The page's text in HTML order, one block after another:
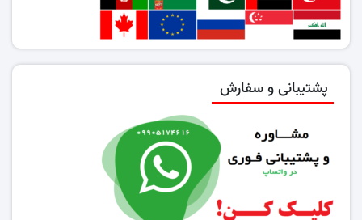
پشتیبانی و سفارش